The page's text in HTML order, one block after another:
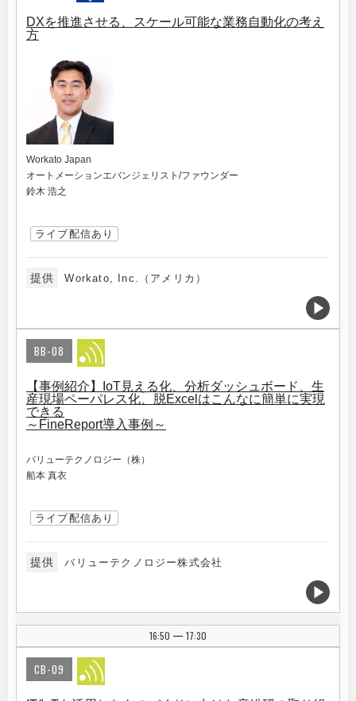
DXを推進させる、スケール可能な業務自動化の考え
方
Workato Japan
オートメーションエバンジェリスト/ファウンダー
鈴木 浩之
ライブ配信あり
提供 Workato, Inc.（アメリカ）
BB-08
【事例紹介】IoT見える化、分析ダッシュボード、生
産現場ペーパレス化、脱Excelはこんなに簡単に実現
できる
～FineReport導入事例～
バリューテクノロジー（株）
船本 真衣
ライブ配信あり
提供 バリューテクノロジー株式会社
16:50 | 17:30
CB-09